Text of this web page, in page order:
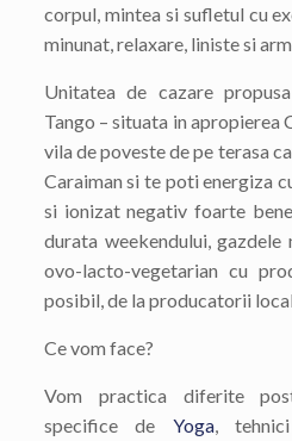
corpul, mintea si sufletul cu
minunat, relaxare, liniste si
Unitatea de cazare
Tango – situata in apropierea
vila de poveste de pe terasa
Caraiman si te poti energiza
si ionizat negativ foarte
durata weekendului,
ovo-lacto-vegetarian cu
posibil, de la producatorii
Ce vom face?
Vom practica diferite
specifice de Yoga,